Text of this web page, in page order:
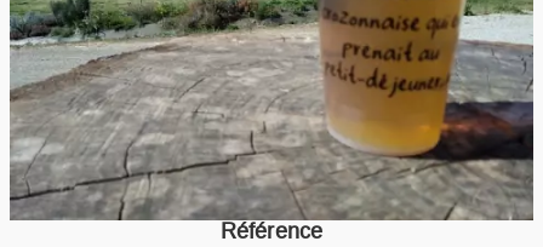
Référence